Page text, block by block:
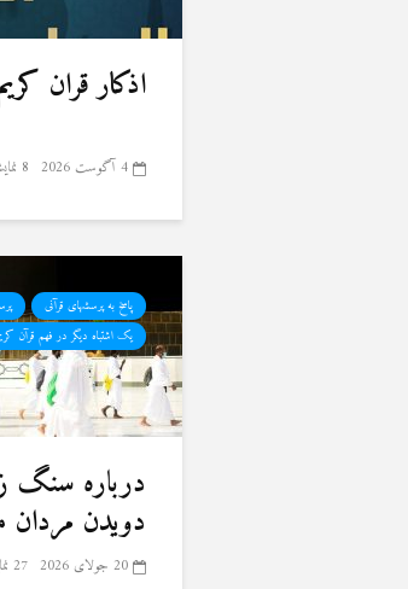
اذکار قران
4 آگوست 2026 8 نمایش ها
پاسخ به پرسشهای قرآنی
یک اشتباه دیگر در فهم قرآن
درباره سنگ
دویدن مردان
20 جولای 2026 27 نمایش ها